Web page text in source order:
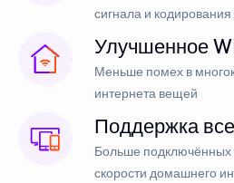
сигнала и
Улучшенное
Меньше помех в
интернета вещей
Поддержка
Больше подключённых
скорости домашнего